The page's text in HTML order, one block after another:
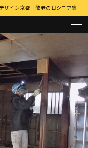
2026.08.07 【後編｜9月商戦の読み方】美容室の店舗デザイン京都｜敬老の日シニア集客とふるさと納税・MEO対策 詳細はこちら